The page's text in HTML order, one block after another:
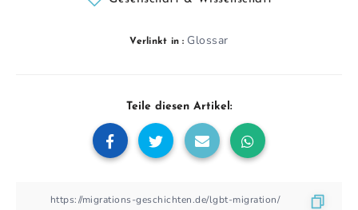
Verlinkt in : Glossar
Teile diesen Artikel: